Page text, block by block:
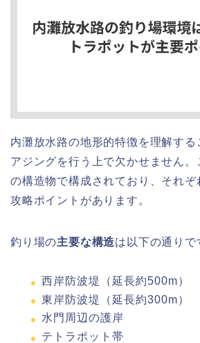
内灘放水路の地形的特徴を理解する
アジングを行う上で欠かせません。
の構造物で構成されており、それぞ
攻略ポイントがあります。
釣り場の主要な構造は以下の通りで
西岸防波堤（延長約500m）
東岸防波堤（延長約300m）
水門周辺の護岸
テトラポット帯